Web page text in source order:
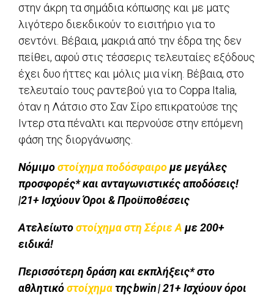
στην άκρη τα σημάδια κόπωσης και με ματς
λιγότερο διεκδικούν το εισιτήριο για το
σεντόνι. Βέβαια, μακριά από την έδρα της δεν
πείθει, αφού στις τέσσερις τελευταίες εξόδους
έχει δυο ήττες και μόλις μια νίκη. Βέβαια, στο
τελευταίο τους ραντεβού για το Coppa Italia,
όταν η Λάτσιο στο Σαν Σίρο επικρατούσε της
Ιντερ στα πέναλτι και περνούσε στην επόμενη
φάση της διοργάνωσης.
Νόμιμοστοίχημα ποδόσφαιρομε μεγάλες
προσφορές* και ανταγωνιστικές αποδόσεις!
|21+ Ισχύουν Όροι & Προϋποθέσεις
Ατελείωτοστοίχημα στη Σέριε Α με 200+
ειδικά!
Περισσότερη δράση και εκπλήξεις* στο
αθλητικόστοίχηματης bwin | 21+ Ισχύουν όροι